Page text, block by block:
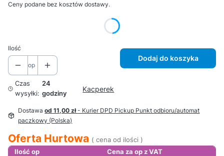
Ceny podane bez kosztów dostawy.
Ilość
op
Dodaj do koszyka
Czas
wysyłki:
24
godziny
Kacperek
Dostawaod 11,00 zł- Kurier DPD Pickup Punkt odbioru/automat
paczkowy (Polska)
Oferta Hurtowa ( cena od ilości )
Ilość op
Cena za op z VAT